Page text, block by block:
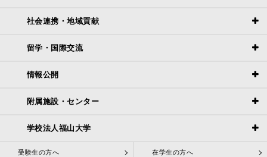
社会連携・地域貢献
留学・国際交流
情報公開
附属施設・センター
学校法人福山大学
受験生の方へ 在学生の方へ